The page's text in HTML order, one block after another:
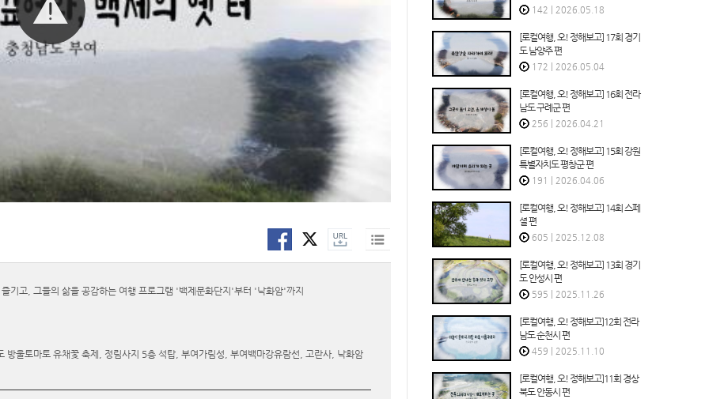
기고, 그들의 삶을 공감하는 여행 프로그램 '백제문화단지'부터 '낙화암'까지
울토마토 유채꽃 축제, 정림사지 5층 석탑, 부여가림성, 부여백마강유람선, 고란사, 낙화암
142 2026.05.18
[로컬여행, 오! 정해보고] 17회 경기
도 남양주 편
172 2026.05.04
[로컬여행, 오! 정해보고] 16회 전라
남도 구례군 편
256 2026.04.21
[로컬여행, 오! 정해보고] 15회 강원
특별자치도 평창군 편
191 2026.04.06
[로컬여행, 오! 정해보고] 14회 스페
셜 편
605 2025.12.08
[로컬여행, 오! 정해보고] 13회 경기
도 안성시 편
595 2025.11.26
[로컬여행, 오! 정해보고]12회 전라
남도 순천시 편
459 2025.11.10
[로컬여행, 오! 정해보고]11회 경상
북도 안동시 편